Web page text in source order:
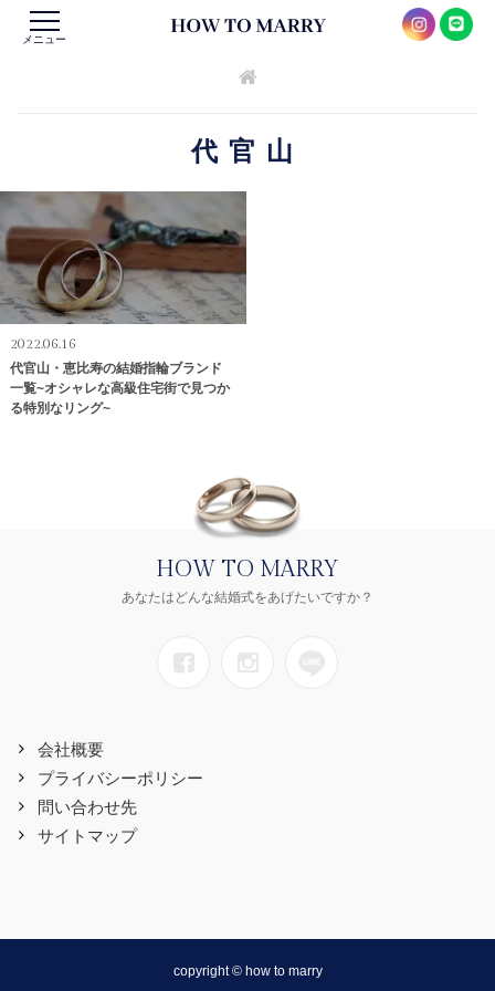
メニュー
代官山
2022.06.16
代官山・恵比寿の結婚指輪ブランド
一覧~オシャレな高級住宅街で見つか
る特別なリング~
HOW TO MARRY
あなたはどんな結婚式をあげたいですか？
会社概要
プライバシーポリシー
問い合わせ先
サイトマップ
copyright © how to marry